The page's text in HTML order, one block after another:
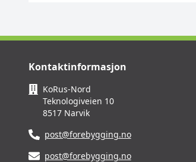
Kontaktinformasjon
KoRus-Nord
Teknologiveien 10
8517 Narvik
post@forebygging.no
post@forebygging.no